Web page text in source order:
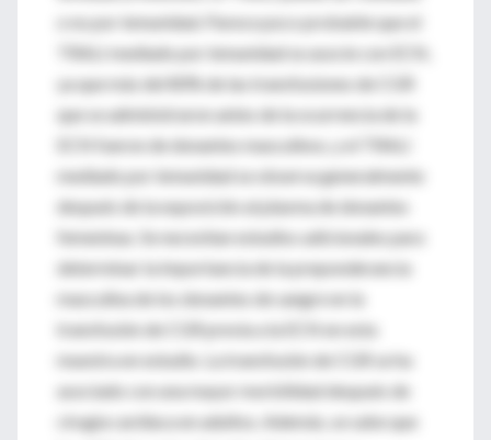
o no por inmunidad. Parece poco probable que el
TRALI mediado por inmunidad se asocie con ECN,
ya que más del 80% de las transfusiones de CGR
que se administraron antes de la ocurrencia de la
ECN fueron de donantes masculinos, y el TRALI
mediado por inmunidad se observa generalmente
después de la exposición al plasma de donantes
femeninas. Se necesitan estudios adicionales para
determinar la importancia de la preponderancia
masculina de los donantes de sangre en la
transfusión de CGR previa a la ECN en esta
muestra en estudio. La transfusión de CGR se ha
asociado con una mayor morbilidad después de
cirugía cardíaca en adultos. Además, se sabe que